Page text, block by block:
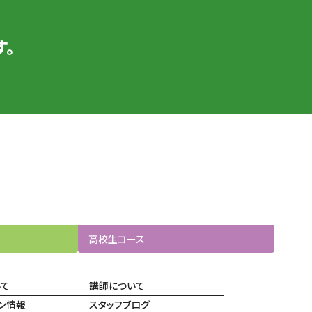
高校生コース
講師について
情報
スタッフブログ